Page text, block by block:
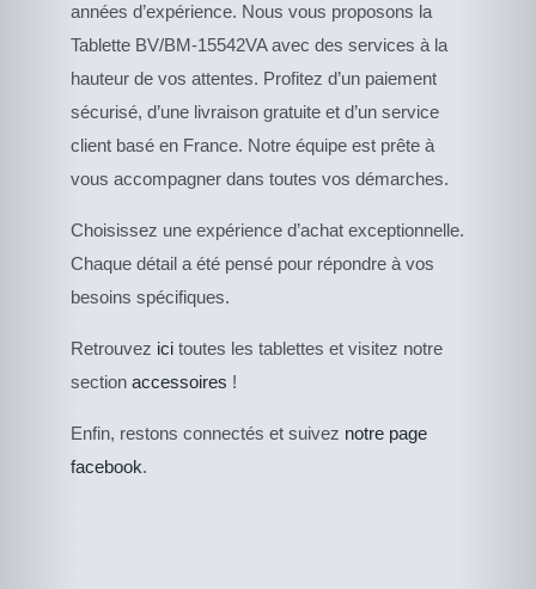
années d’expérience. Nous vous proposons la
Tablette BV/BM-15542VA avec des services à la
hauteur de vos attentes. Profitez d’un paiement
sécurisé, d’une livraison gratuite et d’un service
client basé en France. Notre équipe est prête à
vous accompagner dans toutes vos démarches.
Choisissez une expérience d’achat exceptionnelle.
Chaque détail a été pensé pour répondre à vos
besoins spécifiques.
Retrouvez ici toutes les tablettes et visitez notre
sectionaccessoires !
Enfin, restons connectés et suivez notre page
facebook.
PRODUIT